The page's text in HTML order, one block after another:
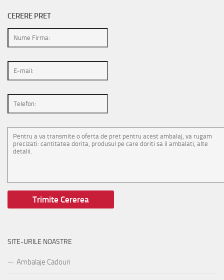
CERERE PRET
SITE-URILE NOASTRE
Ambalaje Cadouri